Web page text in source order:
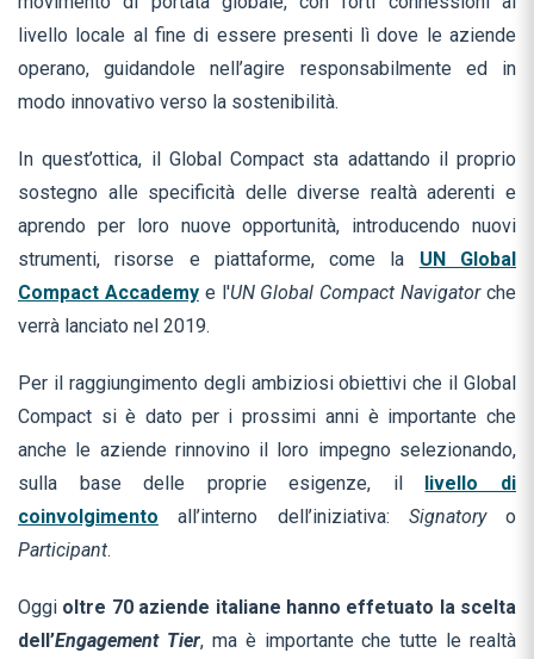
livello locale al fine di essere presenti lì dove le aziende
operano, guidandole nell’agire responsabilmente ed in
modo innovativo verso la sostenibilità.
In quest’ottica, il Global Compact sta adattando il proprio
sostegno alle specificità delle diverse realtà aderenti e
aprendo per loro nuove opportunità, introducendo nuovi
strumenti, risorse e piattaforme, come la UN Global
Compact Accademye l'UN Global Compact Navigatorche
verrà lanciato nel 2019.
Per il raggiungimento degli ambiziosi obiettivi che il Global
Compact si è dato per i prossimi anni è importante che
anche le aziende rinnovino il loro impegno selezionando,
sulla base delle proprie esigenze, il livello di
coinvolgimento
all’interno dell’iniziativa: Signatoryo
Participant.
Oggi oltre 70 aziende italiane hanno effetuato la scelta
dell’Engagement Tier, ma è importante che tutte le realtà